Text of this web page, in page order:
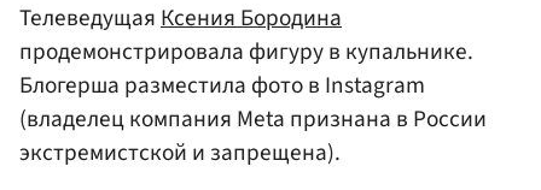
ТелеведущаяКсения Бородина
продемонстрировала фигуру в купальнике.
Блогерша разместила фото в Instagram
(владелец компания Meta признана в России
экстремистской и запрещена).